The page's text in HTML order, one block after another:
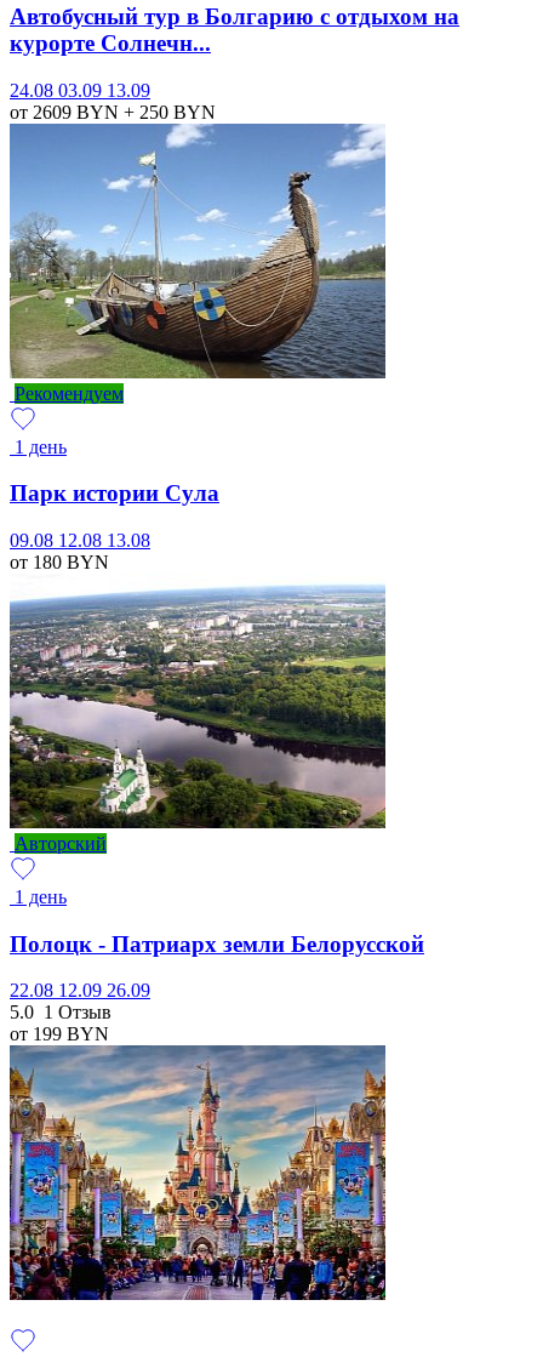
Автобусный тур в Болгарию с отдыхом на
курорте Солнечн...
24.08 03.09 13.09
от 2609 BYN + 250 BYN
Рекомендуем
1 день
Парк истории Сула
09.08 12.08 13.08
от 180 BYN
Авторский
1 день
Полоцк - Патриарх земли Белорусской
22.08 12.09 26.09
5.0 1 Отзыв
от 199 BYN